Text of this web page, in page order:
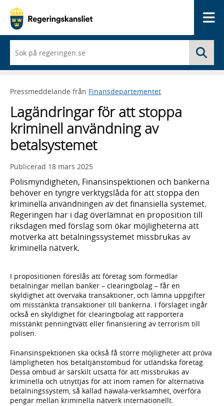
du
börjar
skriva
framträder
lista
med
sökförslag
Pressmeddelande från Finansdepartementet
Lagändringar för att stoppa
kriminell användning av
betalsystemet
Publicerad 18 mars 2025
Polismyndigheten, Finansinspektionen och bankerna
behöver en tyngre verktygslåda för att stoppa den
kriminella användningen av det finansiella systemet.
Regeringen har i dag överlämnat en proposition till
riksdagen med förslag som ökar möjligheterna att
motverka att betalningssystemet missbrukas av
kriminella nätverk.
I propositionen föreslås att företag som förmedlar
betalningar mellan banker – clearingbolag – får en
skyldighet att övervaka transaktioner, och lämna uppgifter
om misstänkta transaktioner till bankerna. I förslaget ingår
också en skyldighet för clearingbolag att rapportera
misstänkt penningtvätt eller finansiering av terrorism till
polisen.
Finansinspektionen ska också få större möjligheter att pröva
lämpligheten hos betaltjänstombud för utländska företag.
Dessa ombud är särskilt utsatta för att missbrukas av
kriminella och utnyttjas för att inom ramen för alternativa
betalningssystem, så kallad hawala-verksamhet, överföra
pengar mellan kriminella nätverk internationellt.